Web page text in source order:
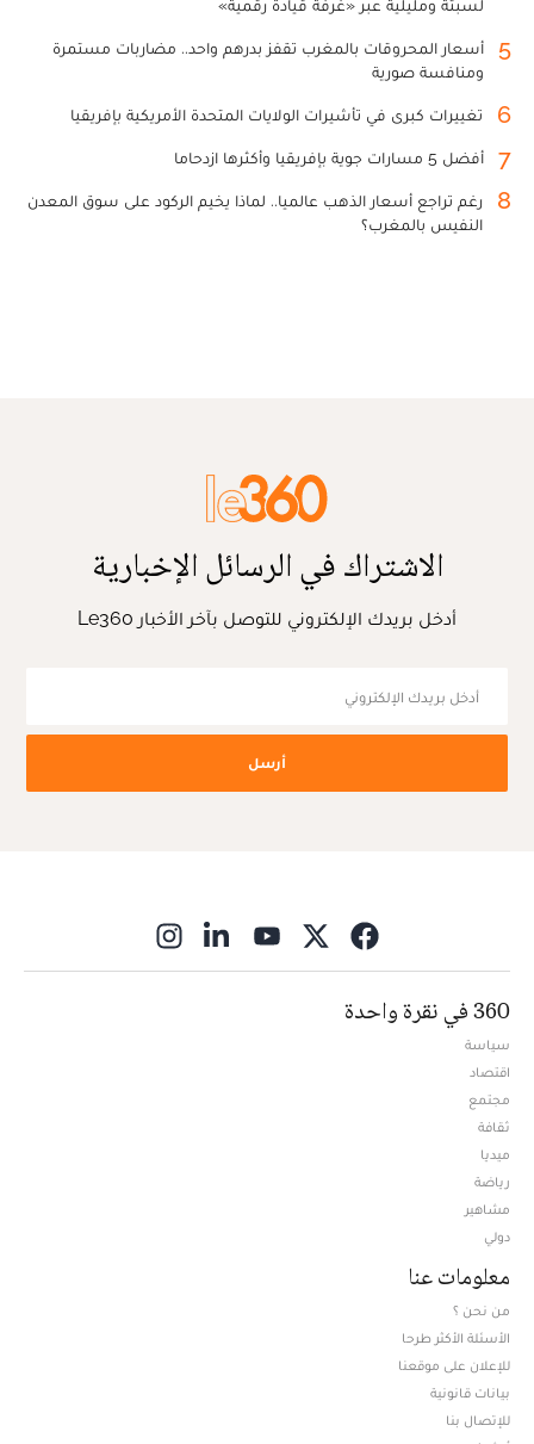
لسبتة ومليلية عبر «غرفة قيادة رقمية»
5
أسعار المحروقات بالمغرب تقفز بدرهم واحد.. مضاربات مستمرة
ومنافسة صورية
6 تغييرات كبرى في تأشيرات الولايات المتحدة الأمريكية بإفريقيا
7 أفضل 5 مسارات جوية بإفريقيا وأكثرها ازدحاما
8
رغم تراجع أسعار الذهب عالميا.. لماذا يخيم الركود على سوق المعدن
النفيس بالمغرب؟
الاشتراك في الرسائل الإخبارية
أدخل بريدك الإلكتروني للتوصل بآخر الأخبار Le360
أرسل
360 في نقرة واحدة
سياسة
اقتصاد
مجتمع
ثقافة
ميديا
رياضة
مشاهير
دولي
معلومات عنا
من نحن ؟
الأسئلة الأكثر طرحا
للإعلان على موقعنا
بيانات قانونية
للإتصال بنا